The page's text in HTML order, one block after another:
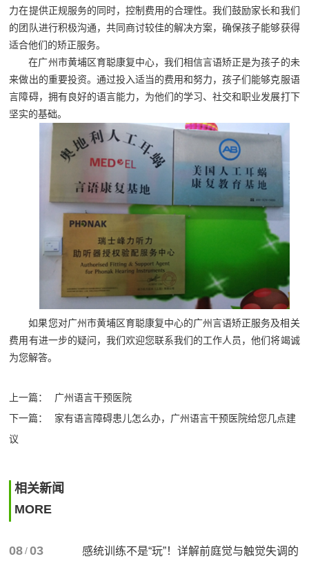
力在提供正规服务的同时，控制费用的合理性。我们鼓励家长和我们
的团队进行积极沟通，共同商讨较佳的解决方案，确保孩子能够获得
适合他们的矫正服务。
在广州市黄埔区育聪康复中心，我们相信言语矫正是为孩子的未
来做出的重要投资。通过投入适当的费用和努力，孩子们能够克服语
言障碍，拥有良好的语言能力，为他们的学习、社交和职业发展打下
坚实的基础。
如果您对广州市黄埔区育聪康复中心的广州言语矫正‍服务及相关
费用有进一步的疑问，我们欢迎您联系我们的工作人员，他们将竭诚
为您解答。
上一篇：
广州语言干预医院
下一篇：
家有语言障碍患儿怎么办，广州语言干预医院给您几点建
议
相关新闻
MORE
08 / 03
感统训练不是“玩”！详解前庭觉与触觉失调的